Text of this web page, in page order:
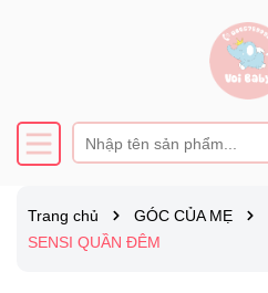
Trang chủ GÓC CỦA MẸ
SENSI QUẦN ĐÊM